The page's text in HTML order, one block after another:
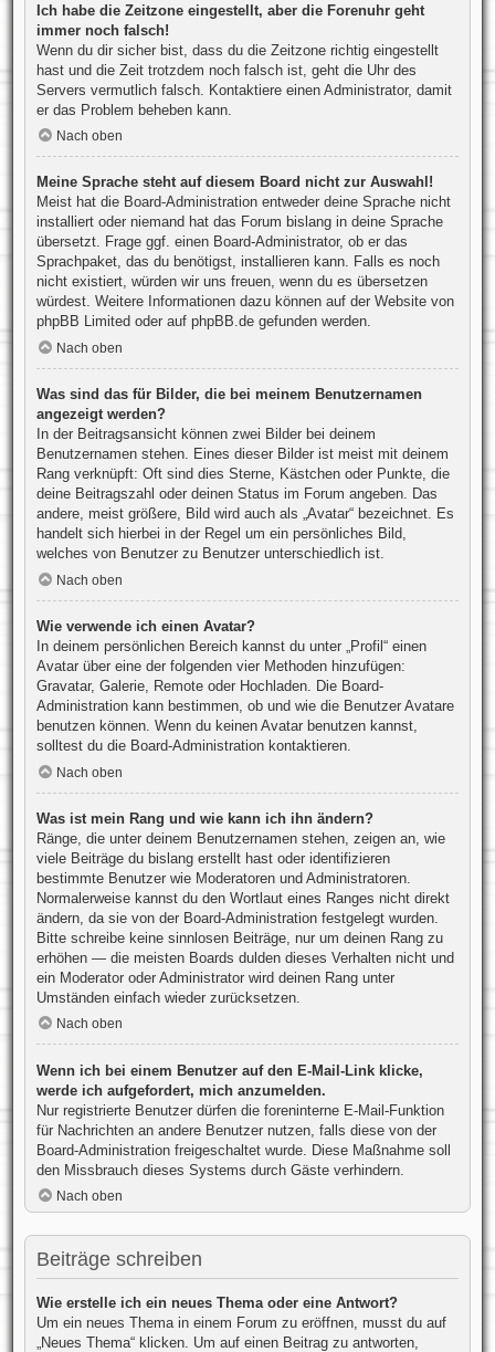
Ich habe die Zeitzone eingestellt, aber die Forenuhr geht
immer noch falsch!
Wenn du dir sicher bist, dass du die Zeitzone richtig eingestellt
hast und die Zeit trotzdem noch falsch ist, geht die Uhr des
Servers vermutlich falsch. Kontaktiere einen Administrator, damit
er das Problem beheben kann.
Nach oben
Meine Sprache steht auf diesem Board nicht zur Auswahl!
Meist hat die Board-Administration entweder deine Sprache nicht
installiert oder niemand hat das Forum bislang in deine Sprache
übersetzt. Frage ggf. einen Board-Administrator, ob er das
Sprachpaket, das du benötigst, installieren kann. Falls es noch
nicht existiert, würden wir uns freuen, wenn du es übersetzen
würdest. Weitere Informationen dazu können auf der Website von
phpBB Limited oder auf phpBB.degefunden werden.
Nach oben
Was sind das für Bilder, die bei meinem Benutzernamen
angezeigt werden?
In der Beitragsansicht können zwei Bilder bei deinem
Benutzernamen stehen. Eines dieser Bilder ist meist mit deinem
Rang verknüpft: Oft sind dies Sterne, Kästchen oder Punkte, die
deine Beitragszahl oder deinen Status im Forum angeben. Das
andere, meist größere, Bild wird auch als „Avatar“ bezeichnet. Es
handelt sich hierbei in der Regel um ein persönliches Bild,
welches von Benutzer zu Benutzer unterschiedlich ist.
Nach oben
Wie verwende ich einen Avatar?
In deinem persönlichen Bereich kannst du unter „Profil“ einen
Avatar über eine der folgenden vier Methoden hinzufügen:
Gravatar, Galerie, Remote oder Hochladen. Die Board-
Administration kann bestimmen, ob und wie die Benutzer Avatare
benutzen können. Wenn du keinen Avatar benutzen kannst,
solltest du die Board-Administration kontaktieren.
Nach oben
Was ist mein Rang und wie kann ich ihn ändern?
Ränge, die unter deinem Benutzernamen stehen, zeigen an, wie
viele Beiträge du bislang erstellt hast oder identifizieren
bestimmte Benutzer wie Moderatoren und Administratoren.
Normalerweise kannst du den Wortlaut eines Ranges nicht direkt
ändern, da sie von der Board-Administration festgelegt wurden.
Bitte schreibe keine sinnlosen Beiträge, nur um deinen Rang zu
erhöhen — die meisten Boards dulden dieses Verhalten nicht und
ein Moderator oder Administrator wird deinen Rang unter
Umständen einfach wieder zurücksetzen.
Nach oben
Wenn ich bei einem Benutzer auf den E-Mail-Link klicke,
werde ich aufgefordert, mich anzumelden.
Nur registrierte Benutzer dürfen die foreninterne E-Mail-Funktion
für Nachrichten an andere Benutzer nutzen, falls diese von der
Board-Administration freigeschaltet wurde. Diese Maßnahme soll
den Missbrauch dieses Systems durch Gäste verhindern.
Nach oben
Beiträge schreiben
Wie erstelle ich ein neues Thema oder eine Antwort?
Um ein neues Thema in einem Forum zu eröffnen, musst du auf
„Neues Thema“ klicken. Um auf einen Beitrag zu antworten,